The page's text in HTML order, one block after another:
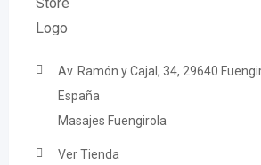
Av. Ramón y Cajal, 34, 29640
España
Masajes Fuengirola
Ver Tienda